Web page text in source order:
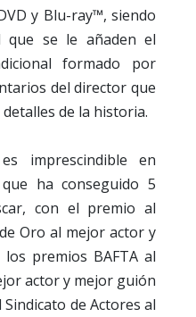
y Blu-ray™, siendo
se le añaden el
formado por
del director que
de la historia.
imprescindible en
ha conseguido 5
con el premio al
Oro al mejor actor y
premios BAFTA al
actor y mejor guión
de Actores al